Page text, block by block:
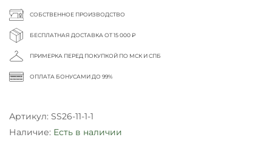
СОБСТВЕННОЕ ПРОИЗВОДСТВО
БЕСПЛАТНАЯ ДОСТАВКА ОТ 15 000 ₽
ПРИМЕРКА ПЕРЕД ПОКУПКОЙ ПО МСК И СПБ
ОПЛАТА БОНУСАМИ ДО 99%
Артикул: SS26-11-1-1
Наличие: Есть в наличии